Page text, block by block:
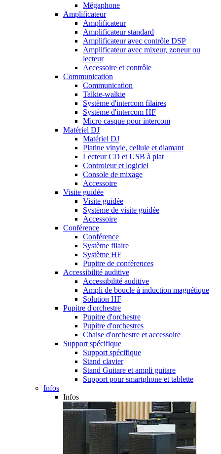
Mégaphone
Amplificateur
Amplificateur
Amplificateur standard
Amplificateur avec contrôle DSP
Amplificateur avec mixeur, zoneur ou
lecteur
Accessoire et contrôle
Communication
Communication
Talkie-walkie
Système d'intercom filaires
Système d'intercom HF
Micro casque pour intercom
Matériel DJ
Matériel DJ
Platine vinyle, cellule et diamant
Lecteur CD et USB à plat
Controleur et logiciel
Console de mixage
Accessoire
Visite guidée
Visite guidée
Système de visite guidée
Accessoire
Conférence
Conférence
Système filaire
Système HF
Pupitre de conférences
Accessibilité auditive
Accessibilité auditive
Ampli de boucle à induction magnétique
Solution HF
Pupitre d'orchestre
Pupitre d'orchestre
Pupitre d'orchestres
Chaise d'orchestre et accessoire
Support spécifique
Support spécifique
Stand clavier
Stand Guitare et ampli guitare
Support pour smartphone et tablette
Infos
Infos